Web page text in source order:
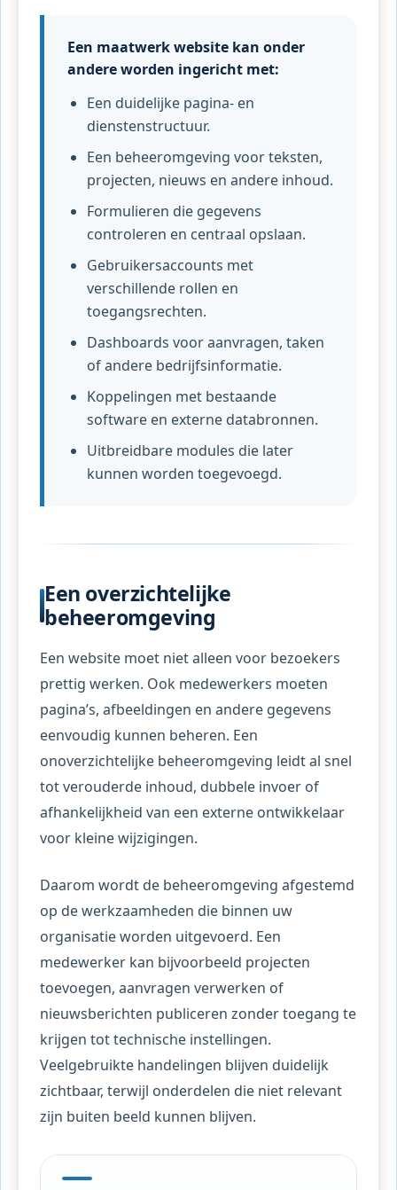
Een maatwerk website kan onder
andere worden ingericht met:
Een duidelijke pagina- en
dienstenstructuur.
Een beheeromgeving voor teksten,
projecten, nieuws en andere inhoud.
Formulieren die gegevens
controleren en centraal opslaan.
Gebruikersaccounts met
verschillende rollen en
toegangsrechten.
Dashboards voor aanvragen, taken
of andere bedrijfsinformatie.
Koppelingen met bestaande
software en externe databronnen.
Uitbreidbare modules die later
kunnen worden toegevoegd.
Een overzichtelijke
beheeromgeving
Een website moet niet alleen voor bezoekers
prettig werken. Ook medewerkers moeten
pagina’s, afbeeldingen en andere gegevens
eenvoudig kunnen beheren. Een
onoverzichtelijke beheeromgeving leidt al snel
tot verouderde inhoud, dubbele invoer of
afhankelijkheid van een externe ontwikkelaar
voor kleine wijzigingen.
Daarom wordt de beheeromgeving afgestemd
op de werkzaamheden die binnen uw
organisatie worden uitgevoerd. Een
medewerker kan bijvoorbeeld projecten
toevoegen, aanvragen verwerken of
nieuwsberichten publiceren zonder toegang te
krijgen tot technische instellingen.
Veelgebruikte handelingen blijven duidelijk
zichtbaar, terwijl onderdelen die niet relevant
zijn buiten beeld kunnen blijven.